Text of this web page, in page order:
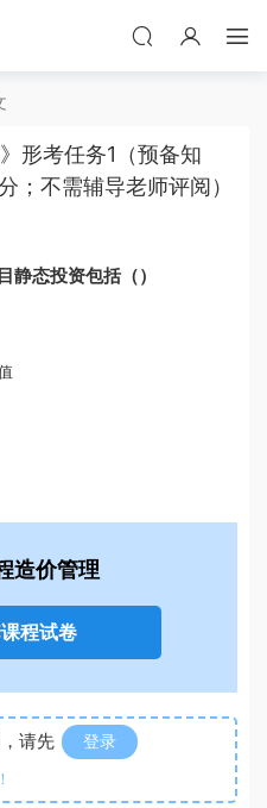
形考任务1（预备知
；不需辅导老师评阅）
静态投资包括（）
造价管理
程试卷
请先 登录